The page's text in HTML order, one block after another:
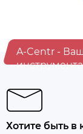
A-Centr -
Хотите быть в